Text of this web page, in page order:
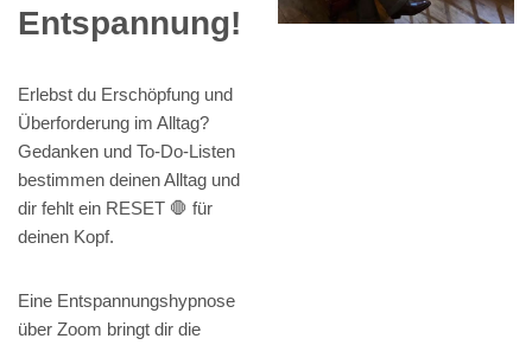
Entspannung!
Erlebst du Erschöpfung und
Überforderung im Alltag?
Gedanken und To-Do-Listen
bestimmen deinen Alltag und
dir fehlt ein RESET 🛑 für
deinen Kopf.
Eine Entspannungshypnose
über Zoom bringt dir die